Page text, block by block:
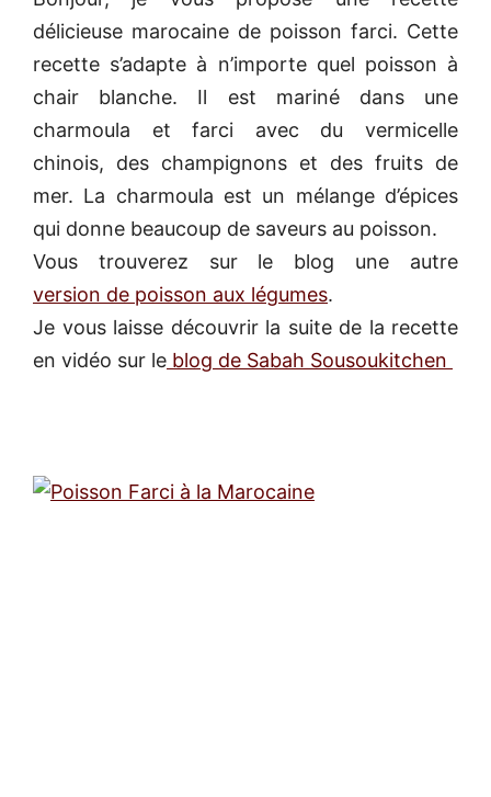
délicieuse marocaine de poisson farci. Cette
recette s’adapte à n’importe quel poisson à
chair blanche. Il est mariné dans une
charmoula et farci avec du vermicelle
chinois, des champignons et des fruits de
mer. La charmoula est un mélange d’épices
qui donne beaucoup de saveurs au poisson.
Vous trouverez sur le blog une autre
version de poisson aux légumes.
Je vous laisse découvrir la suite de la recette
en vidéo sur le blog de Sabah Sousoukitchen